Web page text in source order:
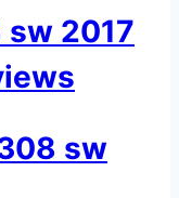
2017
sw